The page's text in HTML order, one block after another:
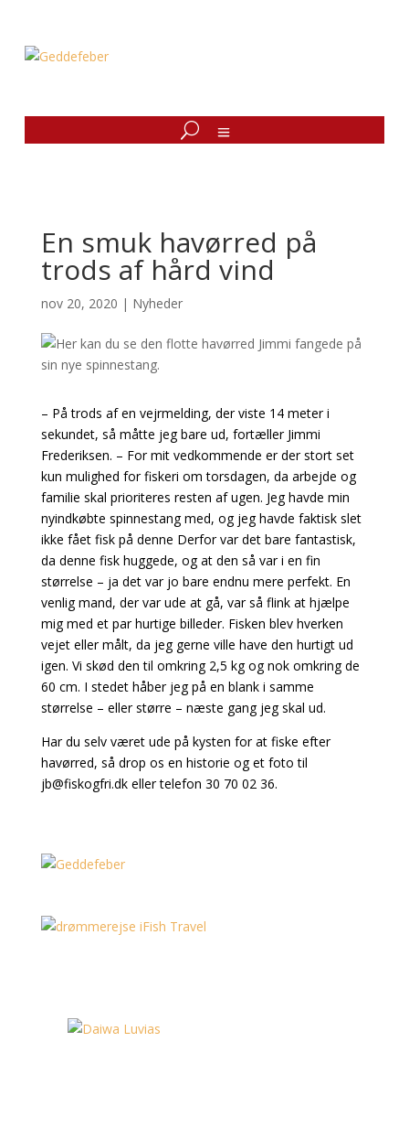
En smuk havørred på
trods af hård vind
nov 20, 2020 | Nyheder
– På trods af en vejrmelding, der viste 14 meter i
sekundet, så måtte jeg bare ud, fortæller Jimmi
Frederiksen. – For mit vedkommende er der stort set
kun mulighed for fiskeri om torsdagen, da arbejde og
familie skal prioriteres resten af ugen. Jeg havde min
nyindkøbte spinnestang med, og jeg havde faktisk slet
ikke fået fisk på denne Derfor var det bare fantastisk,
da denne fisk huggede, og at den så var i en fin
størrelse – ja det var jo bare endnu mere perfekt. En
venlig mand, der var ude at gå, var så flink at hjælpe
mig med et par hurtige billeder. Fisken blev hverken
vejet eller målt, da jeg gerne ville have den hurtigt ud
igen. Vi skød den til omkring 2,5 kg og nok omkring de
60 cm. I stedet håber jeg på en blank i samme
størrelse – eller større – næste gang jeg skal ud.
Har du selv været ude på kysten for at fiske efter
havørred, så drop os en historie og et foto til
jb@fiskogfri.dkeller telefon 30 70 02 36.